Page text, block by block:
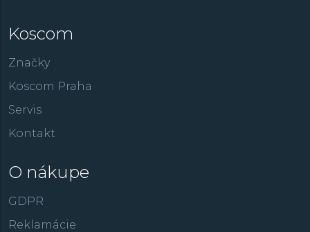
Koscom
Značky
Koscom Praha
Servis
Kontakt
O nákupe
GDPR
Reklamácie